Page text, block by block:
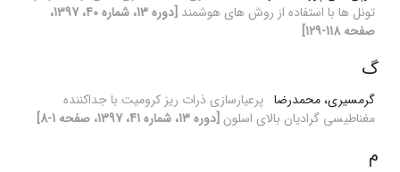
تونل ها با استفاده از روش های هوشمند
[دوره 13، شماره 40، 1397،
صفحه 118-129]
گ
گرمسیری، محمدرضا پرعیارسازی ذرات ریز کرومیت با جداکننده
مغناطیسی گرادیان بالای اسلون [دوره 13، شماره 41، 1397، صفحه 1-8]
م